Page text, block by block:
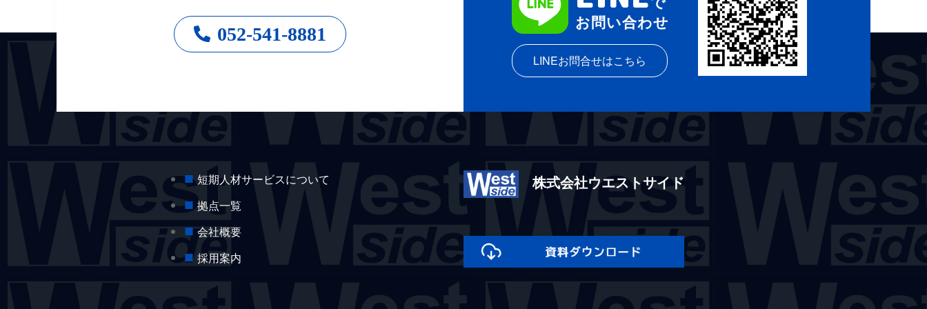
052-541-8881
お問い合わせ
LINEお問合せはこちら
■ 短期人材サービスについて
■ 拠点一覧
■ 会社概要
■ 採用案内
株式会社ウエストサイド